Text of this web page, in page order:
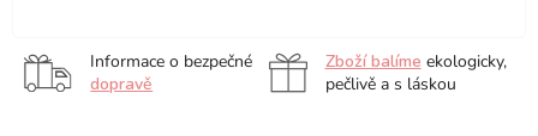
Informace o bezpečné
dopravě
Zboží balíme ekologicky,
pečlivě a s láskou